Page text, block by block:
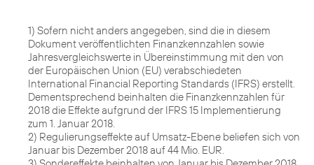
1) Sofern nicht anders angegeben, sind die in diesem
Dokument veröffentlichten Finanzkennzahlen sowie
Jahresvergleichswerte in Übereinstimmung mit den von
der Europäischen Union (EU) verabschiedeten
International Financial Reporting Standards (IFRS) erstellt.
Dementsprechend beinhalten die Finanzkennzahlen für
2018 die Effekte aufgrund der IFRS 15 Implementierung
zum 1. Januar 2018.
2) Regulierungseffekte auf Umsatz-Ebene beliefen sich von
Januar bis Dezember 2018 auf 44 Mio. EUR.